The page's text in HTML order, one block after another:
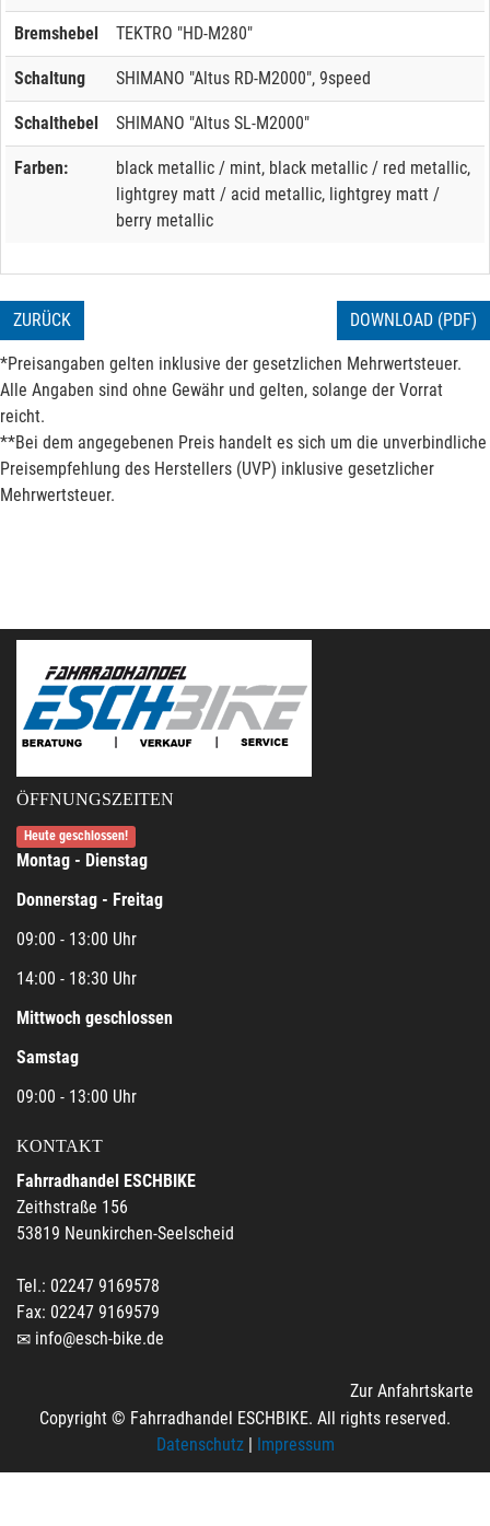
Bremshebel TEKTRO "HD-M280"
Schaltung SHIMANO "Altus RD-M2000", 9speed
Schalthebel SHIMANO "Altus SL-M2000"
Farben:
black metallic / mint, black metallic / red metallic,
lightgrey matt / acid metallic, lightgrey matt /
berry metallic
ZURÜCK DOWNLOAD (PDF)
*Preisangaben gelten inklusive der gesetzlichen Mehrwertsteuer.
Alle Angaben sind ohne Gewähr und gelten, solange der Vorrat
reicht.
**Bei dem angegebenen Preis handelt es sich um die unverbindliche
Preisempfehlung des Herstellers (UVP) inklusive gesetzlicher
Mehrwertsteuer.
ÖFFNUNGSZEITEN
Heute geschlossen!
Montag - Dienstag
Donnerstag - Freitag
09:00 - 13:00 Uhr
14:00 - 18:30 Uhr
Mittwoch geschlossen
Samstag
09:00 - 13:00 Uhr
KONTAKT
Fahrradhandel ESCHBIKE
Zeithstraße 156
53819 Neunkirchen-Seelscheid
Tel.: 02247 9169578
Fax: 02247 9169579
info@esch-bike.de
Zur Anfahrtskarte
Copyright © Fahrradhandel ESCHBIKE. All rights reserved.
Datenschutz| Impressum